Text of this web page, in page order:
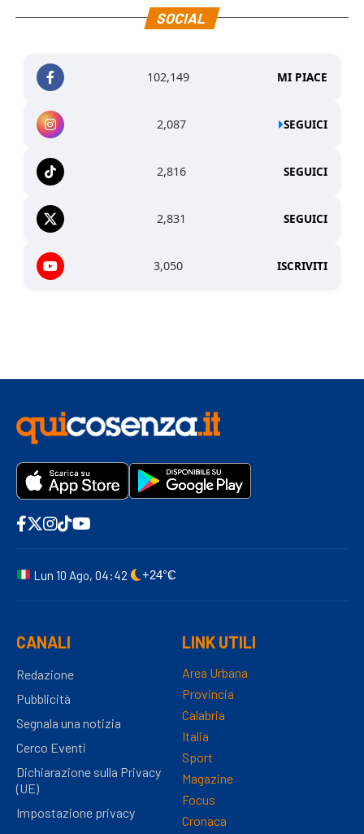
SOCIAL
102,149 MI PIACE
2,087 SEGUICI
2,816 SEGUICI
2,831 SEGUICI
3,050 ISCRIVITI
Lun 10 Ago, 04:42 +24°C
CANALI
Redazione
Pubblicità
Segnala una notizia
Cerco Eventi
Dichiarazione sulla Privacy
(UE)
Impostazione privacy
LINK UTILI
Area Urbana
Provincia
Calabria
Italia
Sport
Magazine
Focus
Cronaca